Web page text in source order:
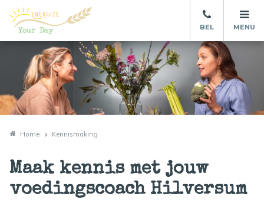
Home Kennismaking
Maak kennis met jouw
voedingscoach Hilversum
BEL MENU